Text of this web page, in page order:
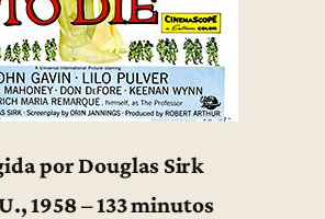
por Douglas Sirk
1958 – 133 minutos